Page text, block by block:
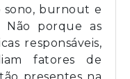
sono, burnout e
Não porque as
responsáveis,
fatores de
presentes na